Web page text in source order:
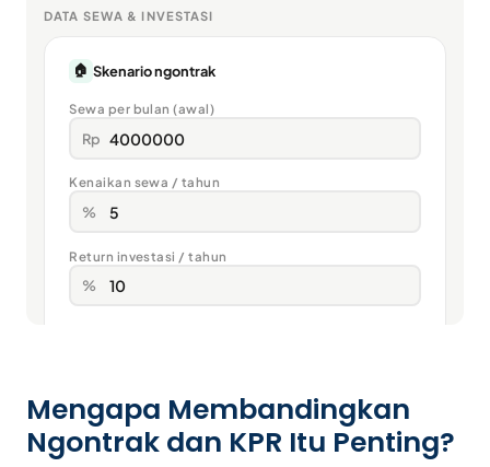
Mengapa Membandingkan
Ngontrak dan KPR Itu Penting?